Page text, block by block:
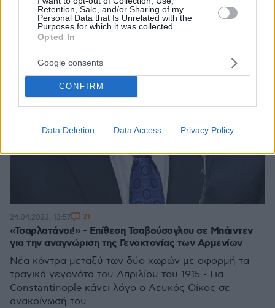
Retention, Sale, and/or Sharing of my
Personal Data that Is Unrelated with the
Purposes for which it was collected.
Opted In
Google consents
CONFIRM
Data Deletion Data Access Privacy Policy
«Τσαρλατάνοι!» - Επίθεση Τσαβούσογλου σε Μπάιντεν
για την αναγνώριση της Γενοκτονίας των Αρμενίων
Νέα κόντρα μεταξύ των δύο χωρών με αφορμή τα
τραγικά γεγονότα του Απριλίου του 1915 - Για
Constantinople κάνει λόγο ο Λευκός Οίκος σε
ανακοίνωσή του
24.04.2023, 13:57 21